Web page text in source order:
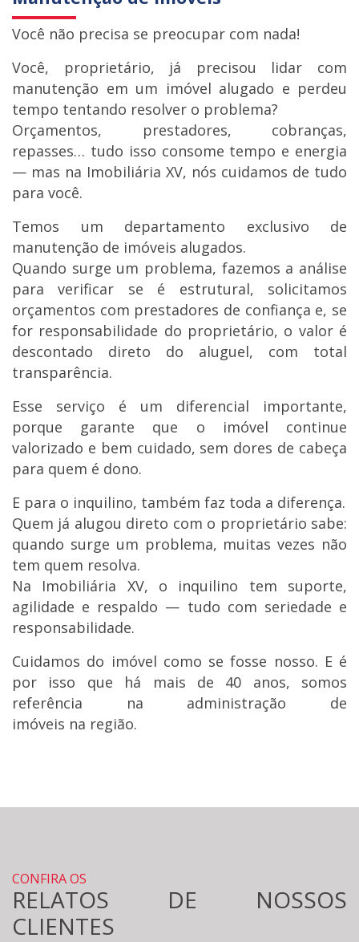
Você não precisa se preocupar com nada!
Você, proprietário, já precisou lidar com
manutenção em um imóvel alugado e perdeu
tempo tentando resolver o problema?
Orçamentos, prestadores, cobranças,
repasses… tudo isso consome tempo e energia
— mas na Imobiliária XV, nós cuidamos de tudo
para você.
Temos um departamento exclusivo de
manutenção de imóveis alugados.
Quando surge um problema, fazemos a análise
para verificar se é estrutural, solicitamos
orçamentos com prestadores de confiança e, se
for responsabilidade do proprietário, o valor é
descontado direto do aluguel, com total
transparência.
Esse serviço é um diferencial importante,
porque garante que o imóvel continue
valorizado e bem cuidado, sem dores de cabeça
para quem é dono.
E para o inquilino, também faz toda a diferença.
Quem já alugou direto com o proprietário sabe:
quando surge um problema, muitas vezes não
tem quem resolva.
Na Imobiliária XV, o inquilino tem suporte,
agilidade e respaldo — tudo com seriedade e
responsabilidade.
Cuidamos do imóvel como se fosse nosso. E é
por isso que há mais de 40 anos, somos
referência na administração de
imóveis na região.
CONFIRA OS
RELATOS DE NOSSOS
CLIENTES